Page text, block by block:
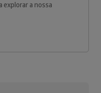
explorar a nossa